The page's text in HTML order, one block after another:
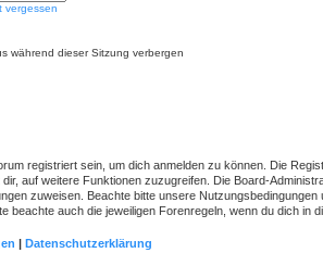
vergessen
während dieser Sitzung verbergen
registriert sein, um dich anmelden zu können. Die
auf weitere Funktionen zuzugreifen. Die Board-
zuweisen. Beachte bitte unsere
beachte auch die jeweiligen Forenregeln, wenn du dich in
| Datenschutzerklärung